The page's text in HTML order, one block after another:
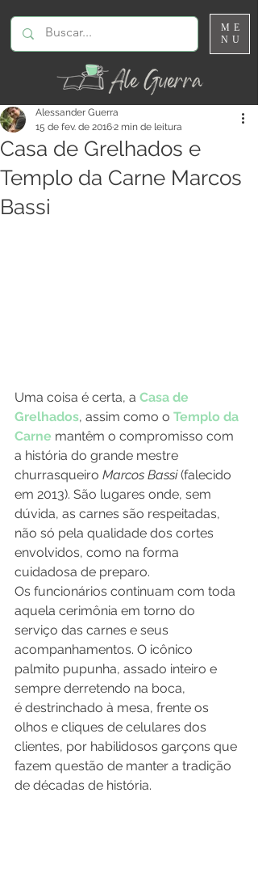
ME
NU
Casa de Grelhados e
Templo da Carne Marcos
Bassi
Alessander Guerra
15 de fev. de 20162 min de leitura
Uma coisa é certa, a Casa de
Grelhados, assim como o Templo da
Carne mantêm o compromisso com
a história do grande mestre
churrasqueiro Marcos Bassi (falecido
em 2013). São lugares onde, sem
dúvida, as carnes são respeitadas,
não só pela qualidade dos cortes
envolvidos, como na forma
cuidadosa de preparo.
Os funcionários continuam com toda
aquela cerimônia em torno do
serviço das carnes e seus
acompanhamentos. O icônico
palmito pupunha, assado inteiro e
sempre derretendo na boca,
é destrinchado à mesa, frente os
olhos e cliques de celulares dos
clientes, por habilidosos garçons que
fazem questão de manter a tradição
de décadas de história.